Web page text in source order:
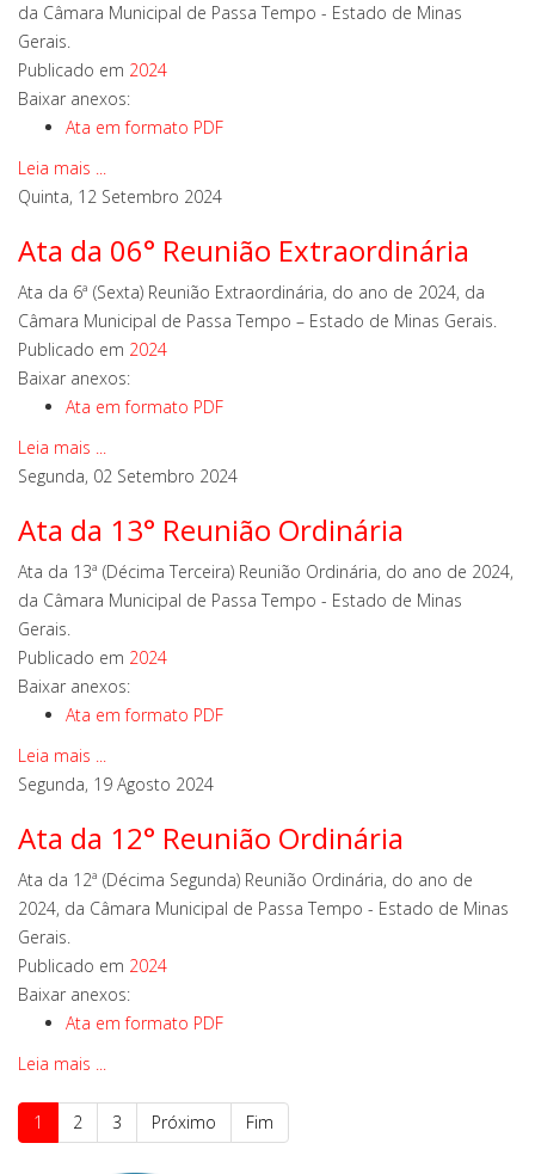
da Câmara Municipal de Passa Tempo - Estado de Minas
Gerais.
Publicado em 2024
Baixar anexos:
Ata em formato PDF
Leia mais ...
Quinta, 12 Setembro 2024
Ata da 06° Reunião Extraordinária
Ata da 6ª (Sexta) Reunião Extraordinária, do ano de 2024, da
Câmara Municipal de Passa Tempo – Estado de Minas Gerais.
Publicado em 2024
Baixar anexos:
Ata em formato PDF
Leia mais ...
Segunda, 02 Setembro 2024
Ata da 13° Reunião Ordinária
Ata da 13ª (Décima Terceira) Reunião Ordinária, do ano de 2024,
da Câmara Municipal de Passa Tempo - Estado de Minas
Gerais.
Publicado em 2024
Baixar anexos:
Ata em formato PDF
Leia mais ...
Segunda, 19 Agosto 2024
Ata da 12° Reunião Ordinária
Ata da 12ª (Décima Segunda) Reunião Ordinária, do ano de
2024, da Câmara Municipal de Passa Tempo - Estado de Minas
Gerais.
Publicado em 2024
Baixar anexos:
Ata em formato PDF
Leia mais ...
1 2 3 Próximo Fim